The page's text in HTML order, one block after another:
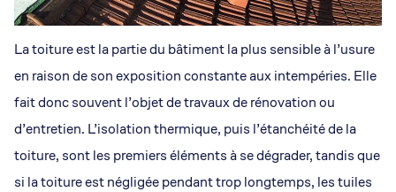
La toiture est la partie du bâtiment la plus sensible à l’usure
en raison de son exposition constante aux intempéries. Elle
fait donc souvent l’objet de travaux de rénovation ou
d’entretien. L’isolation thermique, puis l’étanchéité de la
toiture, sont les premiers éléments à se dégrader, tandis que
si la toiture est négligée pendant trop longtemps, les tuiles